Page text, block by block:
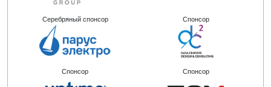
Серебряный спонсор Спонсор
Спонсор Спонсор